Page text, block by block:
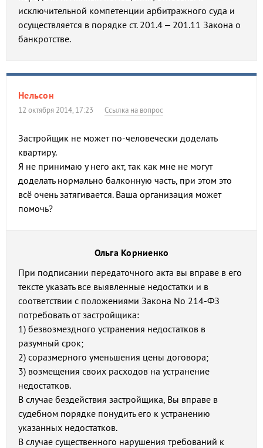
исключительной компетенции арбитражного суда и
осуществляется в порядке ст. 201.4 – 201.11 Закона о
банкротстве.
Нельсон
12 октября 2014, 17:23 Ссылка на вопрос
Застройщик не может по-человечески доделать
квартиру.
Я не принимаю у него акт, так как мне не могут
доделать нормально балконную часть, при этом это
всё очень затягивается. Ваша организация может
помочь?
Ольга Корниенко
При подписании передаточного акта вы вправе в его
тексте указать все выявленные недостатки и в
соответствии с положениями Закона No 214-ФЗ
потребовать от застройщика:
1) безвозмездного устранения недостатков в
разумный срок;
2) соразмерного уменьшения цены договора;
3) возмещения своих расходов на устранение
недостатков.
В случае бездействия застройщика, Вы вправе в
судебном порядке понудить его к устранению
указанных недостатков.
В случае существенного нарушения требований к